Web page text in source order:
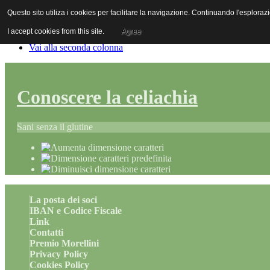
Vai al contenuto
Vai alla prima colonna
Vai alla seconda colonna
Conoscere la celiachia
Sani senza il glutine
La posta dei soci
IBAN e Codice Fiscale
Link
Contatti
Premio Morellini
Privacy Policy
Cookies Policy
Questo sito utiliza i cookies per facilitare la navigazione. Continuando
I accept cookies from this site. Agree